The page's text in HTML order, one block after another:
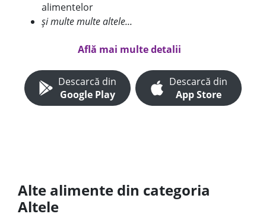
alimentelor
și multe multe altele...
Află mai multe detalii
Descarcă din
Google Play
Descarcă din
App Store
Alte alimente din categoria
Altele